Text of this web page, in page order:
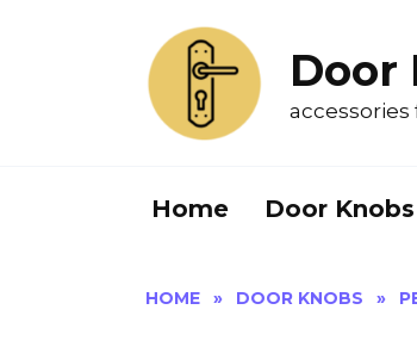
Door
accessories
Home Door Knobs
HOME » DOOR KNOBS »